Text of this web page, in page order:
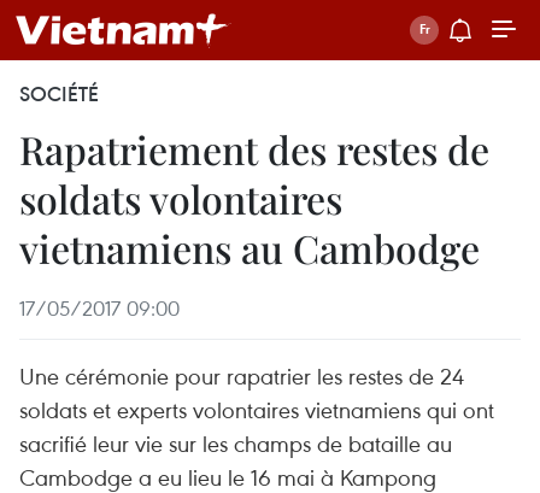
SOCIÉTÉ
Rapatriement des restes de
soldats volontaires
vietnamiens au Cambodge
17/05/2017 09:00
Une cérémonie pour rapatrier les restes de 24
soldats et experts volontaires vietnamiens qui ont
sacrifié leur vie sur les champs de bataille au
Cambodge a eu lieu le 16 mai à Kampong